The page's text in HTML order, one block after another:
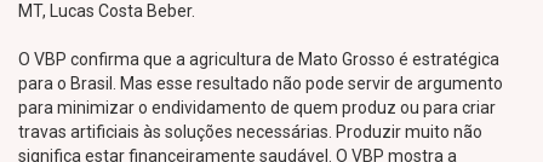
MT, Lucas Costa Beber.
O VBP confirma que a agricultura de Mato Grosso é estratégica
para o Brasil. Mas esse resultado não pode servir de argumento
para minimizar o endividamento de quem produz ou para criar
travas artificiais às soluções necessárias. Produzir muito não
significa estar financeiramente saudável. O VBP mostra a